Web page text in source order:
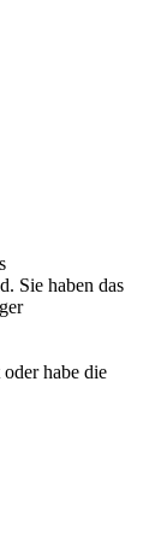
Sie haben das
habe die